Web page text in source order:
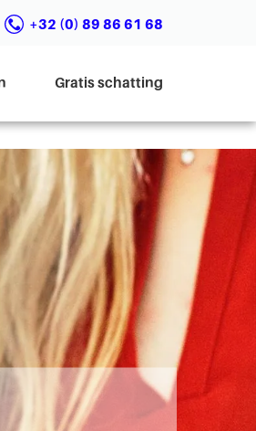
+32 (0) 89 86 61 68
Gratis schatting